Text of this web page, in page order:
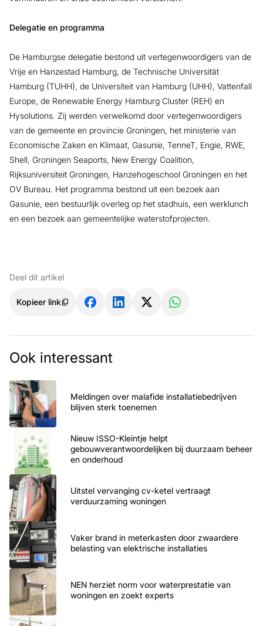
Delegatie en programma
De Hamburgse delegatie bestond uit vertegenwoordigers van de
Vrije en Hanzestad Hamburg, de Technische Universität
Hamburg (TUHH), de Universiteit van Hamburg (UHH), Vattenfall
Europe, de Renewable Energy Hamburg Cluster (REH) en
Hysolutions. Zij werden verwelkomd door vertegenwoordigers
van de gemeente en provincie Groningen, het ministerie van
Economische Zaken en Klimaat, Gasunie, TenneT, Engie, RWE,
Shell, Groningen Seaports, New Energy Coalition,
Rijksuniversiteit Groningen, Hanzehogeschool Groningen en het
OV Bureau. Het programma bestond uit een bezoek aan
Gasunie, een bestuurlijk overleg op het stadhuis, een werklunch
en een bezoek aan gemeentelijke waterstofprojecten.
Deel dit artikel
Kopieer link
Ook interessant
Meldingen over malafide installatiebedrijven
blijven sterk toenemen
Nieuw ISSO-Kleintje helpt
gebouwverantwoordelijken bij duurzaam beheer
en onderhoud
Uitstel vervanging cv-ketel vertraagt
verduurzaming woningen
Vaker brand in meterkasten door zwaardere
belasting van elektrische installaties
NEN herziet norm voor waterprestatie van
woningen en zoekt experts